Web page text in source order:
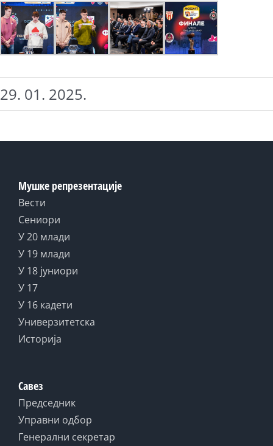
29. 01. 2025.
Мушке репрезентације
Вести
Сениори
У 20 млади
У 19 млади
У 18 јуниори
У 17
У 16 кадети
Универзитетска
Историја
Савез
Председник
Управни одбор
Генерални секретар